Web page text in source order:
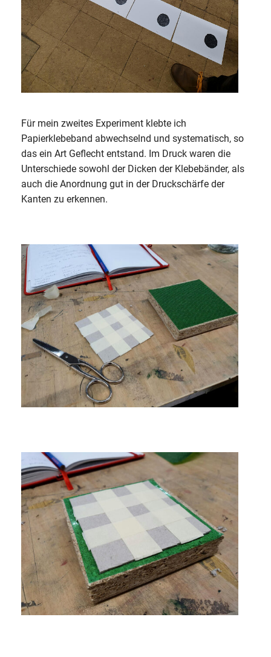
Für mein zweites Experiment klebte ich
Papierklebeband abwechselnd und systematisch, so
das ein Art Geflecht entstand. Im Druck waren die
Unterschiede sowohl der Dicken der Klebebänder, als
auch die Anordnung gut in der Druckschärfe der
Kanten zu erkennen.